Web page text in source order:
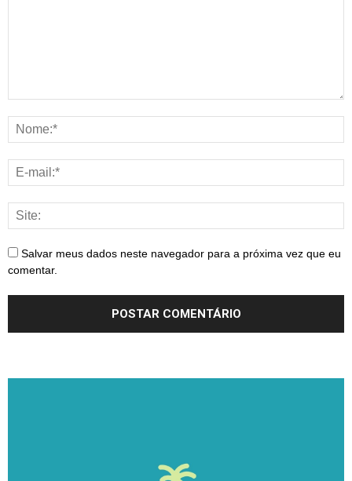
Salvar meus dados neste navegador para a próxima vez que eu
comentar.